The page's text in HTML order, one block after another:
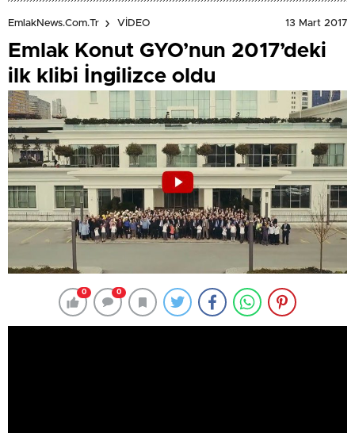
EmlakNews.com.tr VİDEO 13 Mart 2017
Emlak Konut GYO’nun 2017’deki
ilk klibi İngilizce oldu
0 0